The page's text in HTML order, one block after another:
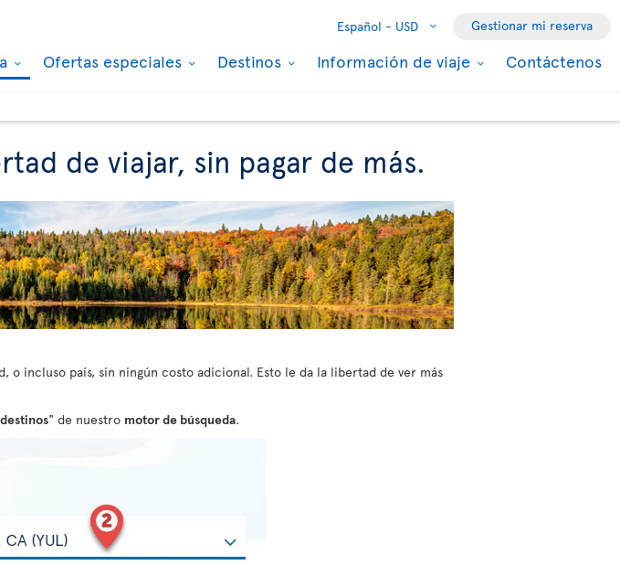
Español - USD Gestionar mi reserva
Ofertas especiales Destinos Información de viaje Contáctenos
de viajar, sin pagar de más.
o incluso país, sin ningún costo adicional. Esto le da la libertad de ver más
" de nuestro motor de búsqueda.